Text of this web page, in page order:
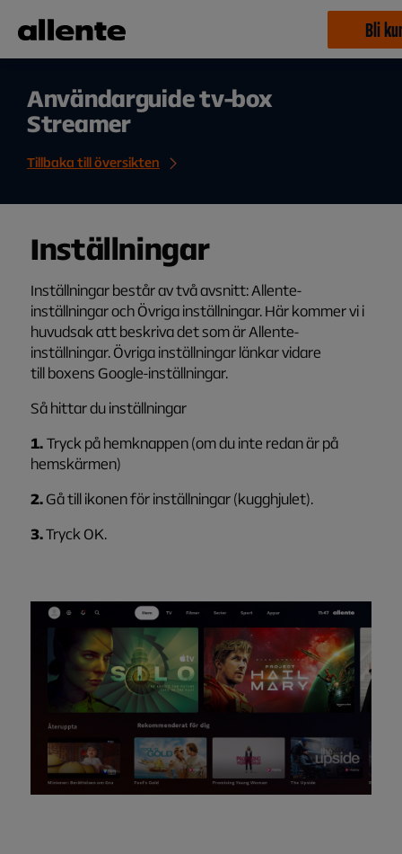
Bli
Användarguide tv-box
Streamer
Tillbaka till översikten
Inställningar
Inställningar består av två avsnitt: Allente-
inställningar och Övriga inställningar. Här kommer vi i
huvudsak att beskriva det som är Allente-
inställningar. Övriga inställningar länkar vidare
till boxens Google-inställningar.
Såhittardu inställningar
1.Tryck på hemknappen (om du inte redan är på
hemskärmen)
2.Gå till ikonen för inställningar (kugghjulet).
3.Tryck OK.